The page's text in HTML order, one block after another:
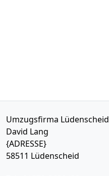
Umzugsfirma Lüdenscheid
David Lang
{ADRESSE}
58511 Lüdenscheid